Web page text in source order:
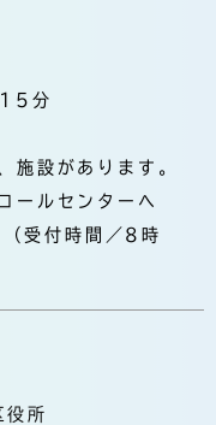
分
施設があります。
ールセンターへ
付時間／8時
役所